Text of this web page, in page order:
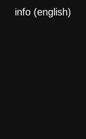
info (english)